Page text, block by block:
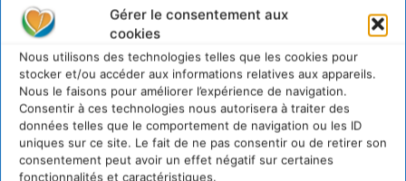
Gérer le consentement aux
cookies
Nous utilisons des technologies telles que les cookies pour
stocker et/ou accéder aux informations relatives aux appareils.
Nous le faisons pour améliorer l’expérience de navigation.
Consentir à ces technologies nous autorisera à traiter des
données telles que le comportement de navigation ou les ID
uniques sur ce site. Le fait de ne pas consentir ou de retirer son
consentement peut avoir un effet négatif sur certaines
fonctionnalités et caractéristiques.
L'ACTU DU DD